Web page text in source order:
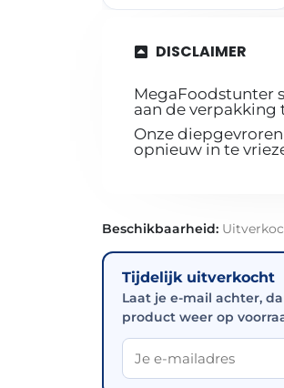
DISCLAIMER
MegaFoodstunter
aan de verpakking
Onze
opnieuw in te
Beschikbaarheid:
Tijdelijk uitverkocht
Laat je e-mail achter,
product weer op